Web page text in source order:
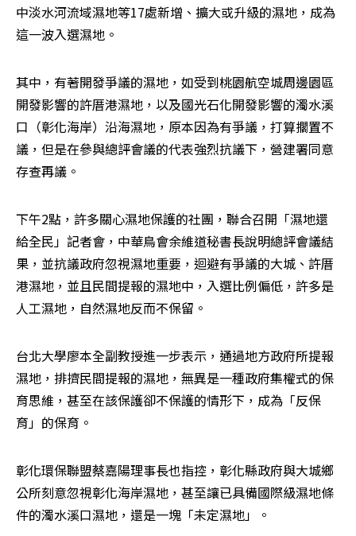
中淡水河流域濕地等17處新增、擴大或升級的濕地，成為
這一波入選濕地。
其中，有著開發爭議的濕地，如受到桃園航空城周邊園區
開發影響的許厝港濕地，以及國光石化開發影響的濁水溪
口（彰化海岸）沿海濕地，原本因為有爭議，打算擱置不
議，但是在參與總評會議的代表強烈抗議下，營建署同意
存查再議。
下午2點，許多關心濕地保護的社團，聯合召開「濕地還
給全民」記者會，中華鳥會余維道秘書長說明總評會議結
果，並抗議政府忽視濕地重要，迴避有爭議的大城、許厝
港濕地，並且民間提報的濕地中，入選比例偏低，許多是
人工濕地，自然濕地反而不保留。
台北大學廖本全副教授進一步表示，通過地方政府所提報
濕地，排擠民間提報的濕地，無異是一種政府集權式的保
育思維，甚至在該保護卻不保護的情形下，成為「反保
育」的保育。
彰化環保聯盟蔡嘉陽理事長也指控，彰化縣政府與大城鄉
公所刻意忽視彰化海岸濕地，甚至讓已具備國際級濕地條
件的濁水溪口濕地，還是一塊「未定濕地」。